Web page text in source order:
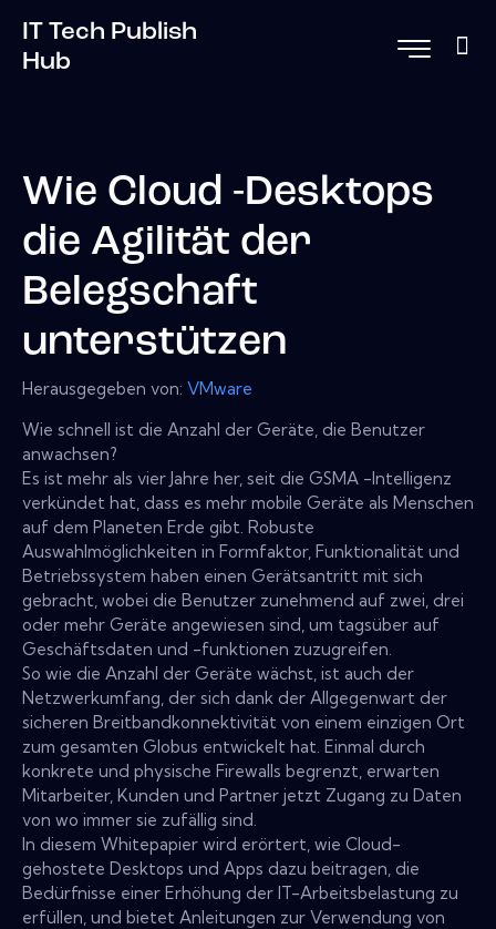
IT Tech Publish
Hub
Wie Cloud -Desktops
die Agilität der
Belegschaft
unterstützen
Herausgegeben von: VMware
Wie schnell ist die Anzahl der Geräte, die Benutzer
anwachsen?
Es ist mehr als vier Jahre her, seit die GSMA -Intelligenz
verkündet hat, dass es mehr mobile Geräte als Menschen
auf dem Planeten Erde gibt. Robuste
Auswahlmöglichkeiten in Formfaktor, Funktionalität und
Betriebssystem haben einen Gerätsantritt mit sich
gebracht, wobei die Benutzer zunehmend auf zwei, drei
oder mehr Geräte angewiesen sind, um tagsüber auf
Geschäftsdaten und -funktionen zuzugreifen.
So wie die Anzahl der Geräte wächst, ist auch der
Netzwerkumfang, der sich dank der Allgegenwart der
sicheren Breitbandkonnektivität von einem einzigen Ort
zum gesamten Globus entwickelt hat. Einmal durch
konkrete und physische Firewalls begrenzt, erwarten
Mitarbeiter, Kunden und Partner jetzt Zugang zu Daten
von wo immer sie zufällig sind.
In diesem Whitepapier wird erörtert, wie Cloud-
gehostete Desktops und Apps dazu beitragen, die
Bedürfnisse einer Erhöhung der IT-Arbeitsbelastung zu
erfüllen, und bietet Anleitungen zur Verwendung von